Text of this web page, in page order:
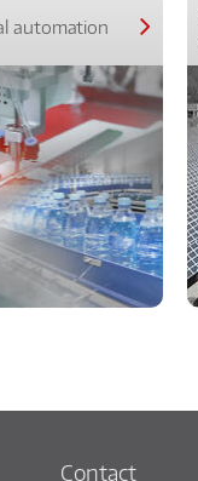
automation
Contact